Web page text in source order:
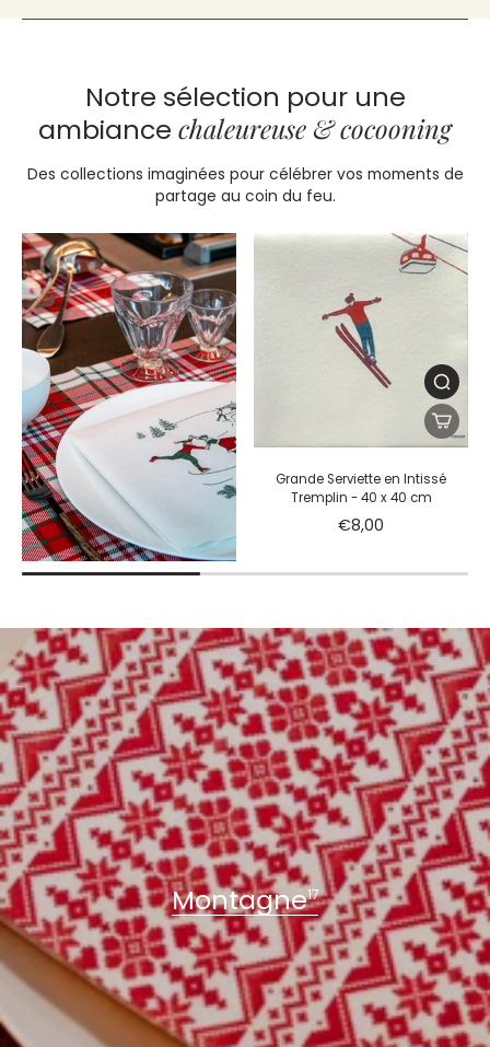
Notre sélection pour une
ambiance chaleureuse & cocooning
Des collections imaginées pour célébrer vos moments de
partage au coin du feu.
Grande Serviette en Intissé
Tremplin - 40 x 40 cm
€8,00
Montagne17